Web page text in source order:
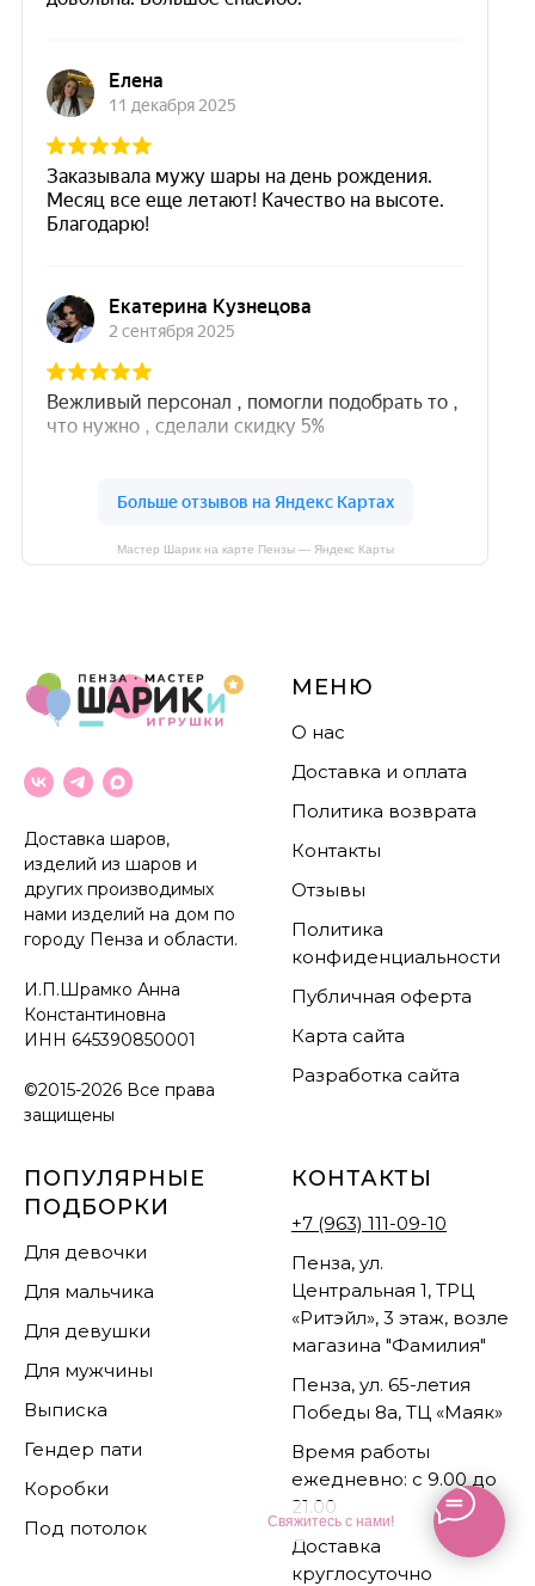
Свяжитесь с нами!
Мастер Шарик на карте Пензы — Яндекс Карты
Доставка шаров,
изделий из шаров и
других производимых
нами изделий на дом по
городу Пенза и области.
И.П.Шрамко Анна
Константиновна
ИНН 645390850001
©2015-2026 Все права
защищены
МЕНЮ
О нас
Доставка и оплата
Политика возврата
Контакты
Отзывы
Политика
конфиденциальности
Публичная оферта
Карта сайта
Разработка сайта
ПОПУЛЯРНЫЕ
ПОДБОРКИ
Для девочки
Для мальчика
Для девушки
Для мужчины
Выписка
Гендер пати
Коробки
Под потолок
КОНТАКТЫ
+7 (963) 111-09-10
Пенза, ул.
Центральная 1, ТРЦ
«Ритэйл», 3 этаж, возле
магазина "Фамилия"
Пенза, ул. 65-летия
Победы 8а, ТЦ «Маяк»
Время работы
ежедневно: с 9.00 до
21.00
Доставка
круглосуточно